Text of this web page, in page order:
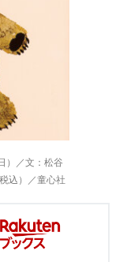
）／文：松谷
込）／童心社